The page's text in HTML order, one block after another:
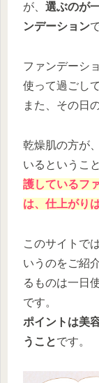
が、 選ぶのが
ンデーション
ファンデーシ
使って過ごし
また、その日
乾燥肌の方が
いるというこ
護しているフ
は、仕上がり
このサイトで
いうのをご紹
るものは一日
です。
ポイントは美
うことです。